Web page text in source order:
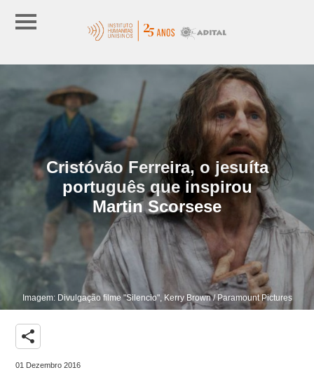
Cristóvão Ferreira, o jesuíta
português que inspirou
Martin Scorsese
Imagem: Divulgação filme "Silencio", Kerry Brown / Paramount Pictures
share
01 Dezembro 2016